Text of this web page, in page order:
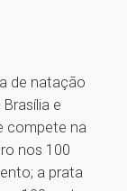
de natação
e
compete na
nos 100
a prata